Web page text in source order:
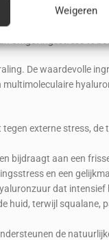
Apparaten identificeren op
fraude voorkomen
en content
delen.
Weigeren
om zijn
omgevingsstress te
De waardevolle
externe stress,
bijdraagt aan een
en een
dat
huid, terwijl
de